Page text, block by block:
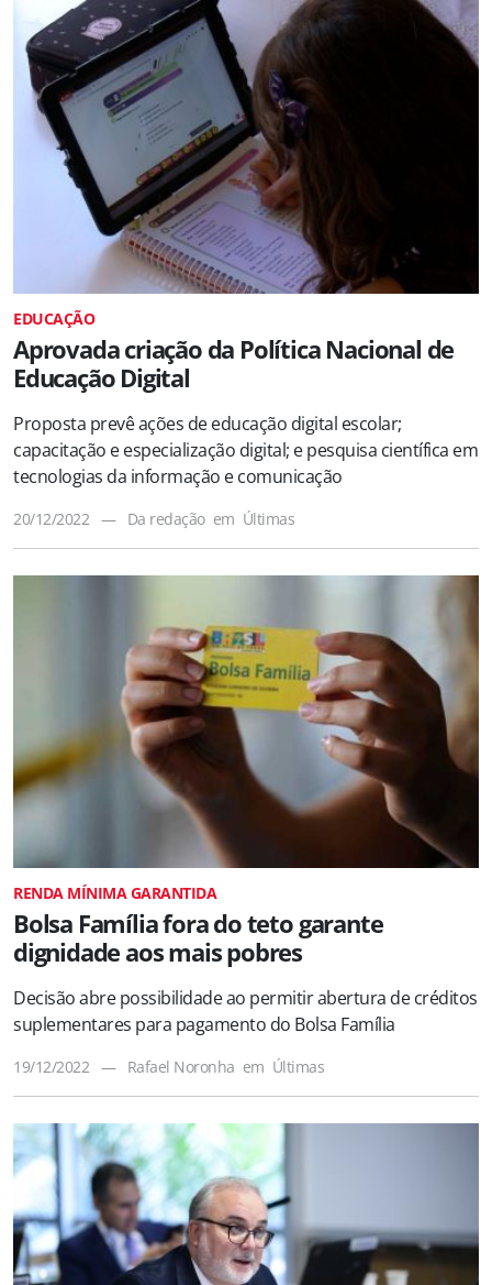
EDUCAÇÃO
Aprovada criação da Política Nacional de
Educação Digital
Proposta prevê ações de educação digital escolar;
capacitação e especialização digital; e pesquisa científica em
tecnologias da informação e comunicação
20/12/2022 — Da redação em Últimas
RENDA MÍNIMA GARANTIDA
Bolsa Família fora do teto garante
dignidade aos mais pobres
Decisão abre possibilidade ao permitir abertura de créditos
suplementares para pagamento do Bolsa Família
19/12/2022 — Rafael Noronha em Últimas